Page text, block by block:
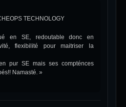
TECHNOLOGY
en SE, redoutable donc en
flexibilité pour maitriser la
pur SE mais ses compténces
Namasté. »